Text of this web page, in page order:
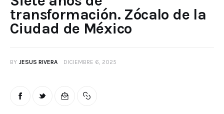
transformación. Zócalo de la
Ciudad de México
BY JESUS RIVERA DICIEMBRE 6, 2025